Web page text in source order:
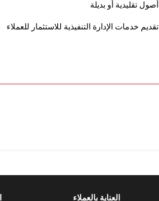
أصول تقليدية أو بديلة
تقديم خدمات الإدارة التنفيذية للاستثمار للعملاء
العناية بالعملاء